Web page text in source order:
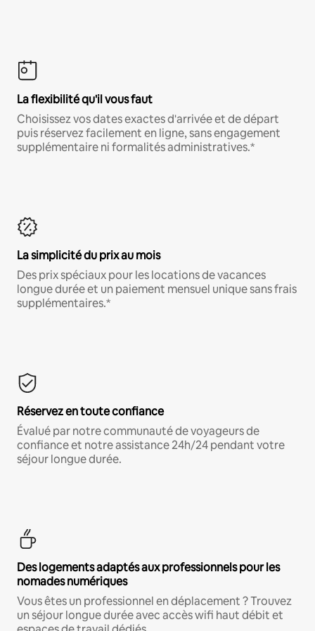
La flexibilité qu'il vous faut
Choisissez vos dates exactes d'arrivée et de départ
puis réservez facilement en ligne, sans engagement
supplémentaire ni formalités administratives.*
La simplicité du prix au mois
Des prix spéciaux pour les locations de vacances
longue durée et un paiement mensuel unique sans frais
supplémentaires.*
Réservez en toute confiance
Évalué par notre communauté de voyageurs de
confiance et notre assistance 24h/24 pendant votre
séjour longue durée.
Des logements adaptés aux professionnels pour les
nomades numériques
Vous êtes un professionnel en déplacement ? Trouvez
un séjour longue durée avec accès wifi haut débit et